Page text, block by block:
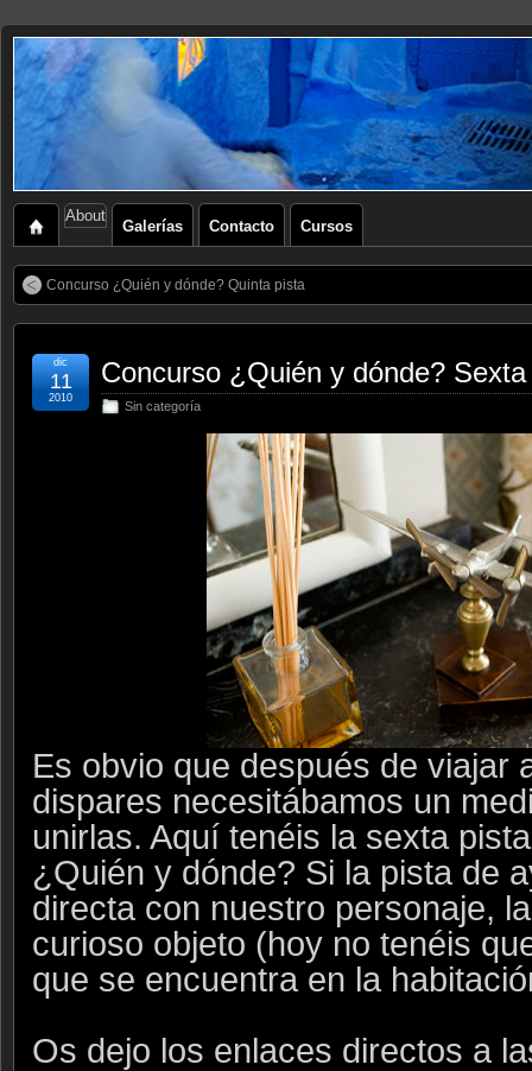
About
Galerías Contacto Cursos
Concurso ¿Quién y dónde? Quinta pista
Concurso ¿Quién y dónde?
Sin categoría
dic
11
2010
Es obvio que después de viajar
dispares necesitábamos un
unirlas. Aquí tenéis la sexta
¿Quién y dónde? Si la pista de
directa con nuestro personaje,
curioso objeto (hoy no tenéis
que se encuentra en la
Os dejo los enlaces directos a